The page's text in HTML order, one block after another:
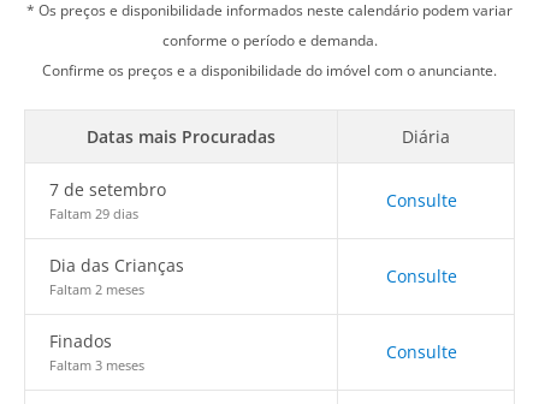
* Os preços e disponibilidade informados neste calendário podem variar
conforme o período e demanda.
Confirme os preços e a disponibilidade do imóvel com o anunciante.
Datas mais Procuradas Diária
7 de setembro
Faltam 29 dias
Consulte
Dia das Crianças
Faltam 2 meses
Consulte
Finados
Faltam 3 meses
Consulte